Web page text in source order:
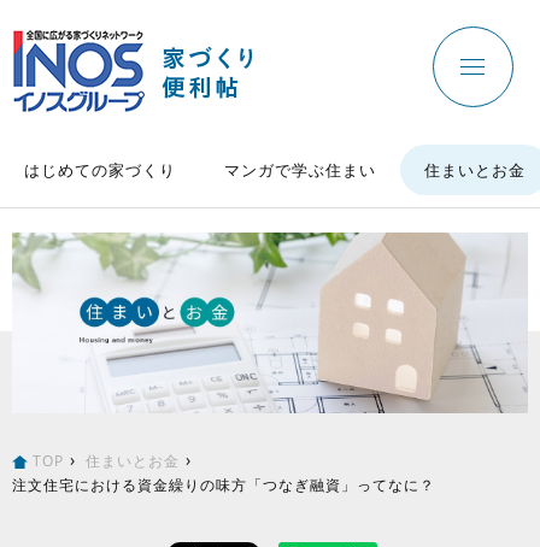
はじめての家づくり マンガで学ぶ住まい 住まいとお金
TOP
住まいとお金
注文住宅における資金繰りの味方「つなぎ融資」ってなに？